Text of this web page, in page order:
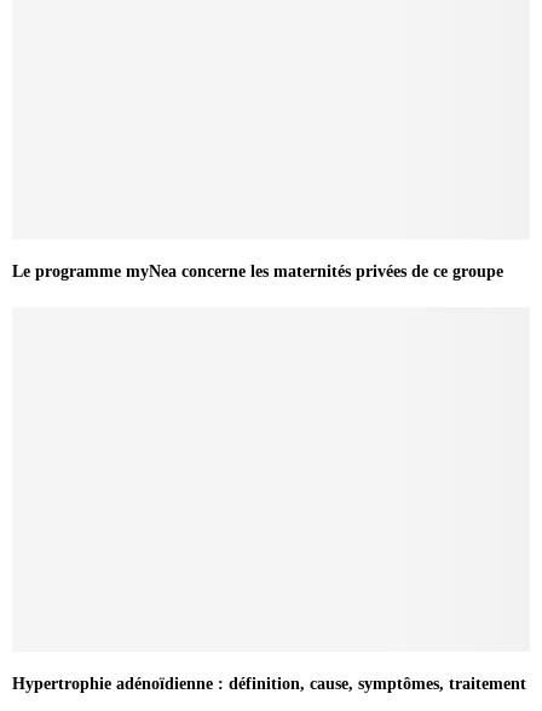
Le programme myNea concerne les maternités privées de ce groupe
Hypertrophie adénoïdienne : définition, cause, symptômes, traitement